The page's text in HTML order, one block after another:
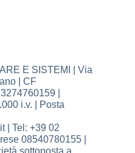
E SISTEMI | Via
| CF
|
i.v. | Posta
| Tel: +39 02
08540780155 |